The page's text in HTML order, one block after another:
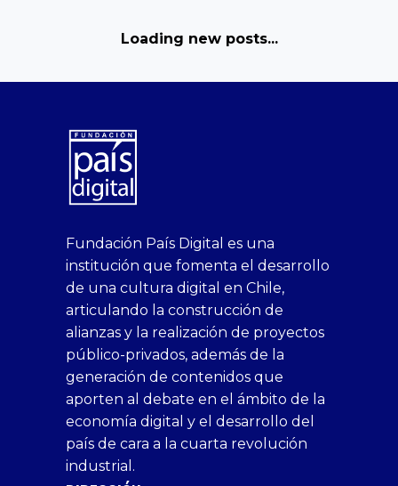
SAMSUNG SOLVE FOR TOMORROW BUSCA
CHILE
para la VI versión en el país del
programa que desafía a...
1xbet
canlı
casino
siteleri
bedava
bonus
veren
siteler
1xbet
deneme
bonusu
siteleri
deneme
bonusu
Sikis
siteleri
bonusu
veren
siteler
casino
siteleri
1win
xslot
sahabet
giriş
1xbet
giriş
tarafbet
giriş
bonusu
veren
siteler
deneme
bonusu
Deneme
bonusu
veren
siteler
escort
casino
siteleri
bonusu
bahis
siteleri
Hot
Couple
xxx
homemade
porn
on
webcam
Cumshots
Tits
Free
Amateur
yenigiris.com
Giriş
bonusu
veren
siteler
deneme
bonusu
veren
siteler
Fundación País Digital es una
institución que fomenta el desarrollo
de una cultura digital en Chile,
articulando la construcción de
alianzas y la realización de proyectos
público-privados, además de la
generación de contenidos que
aporten al debate en el ámbito de la
economía digital y el desarrollo del
país de cara a la cuarta revolución
industrial.